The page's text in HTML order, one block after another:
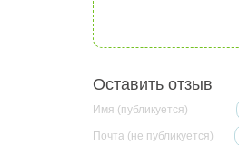
Оставить отзыв
Имя (публикуется)
Почта (не публикуется)